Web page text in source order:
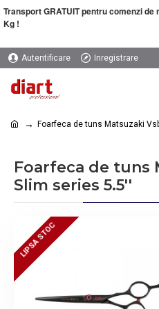
Transport GRATUIT pentru comenzi
Kg !
Autentificare Inregistrare
Foarfeca de tuns Matsuzaki
Foarfeca de tuns
Slim series 5.5''
LIPSA STOC
LIPSA STOC